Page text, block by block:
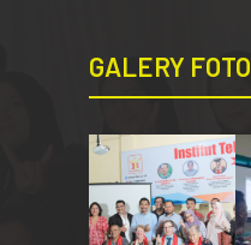
GALERY FOTO